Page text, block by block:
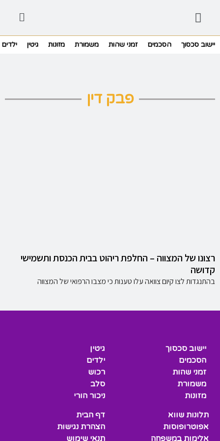
יישוב סכסוך הסכמים זמני שהות משמורת מזונות גיטין ילדים
פבק דין
רצונו של המצווה – החלפת ריהוט בבית הכנסת ותשמישי
קדושה
בהתנגדות לצו קיום צוואה עלו טענות כי מצבו הרפואי של המצווה
יישוב סכסוך
הסכמים
זמני שהות
משמורת
מזונות
גיטין
ילדים
רכוש
סלב
ניכור הורי
תלונות שווא
אפוטרופוסות
אלימות במשפחה
דף הבית
הצהרת נגישות
תנאי שימוש